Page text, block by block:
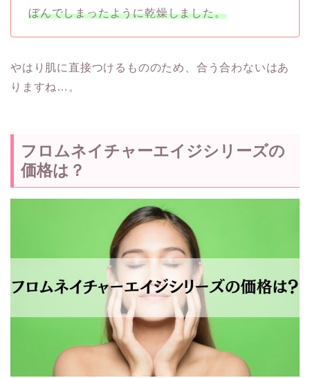
ぼんでしまったように乾燥しました。
やはり肌に直接つけるもののため、合う合わないはあ
りますね…。
フロムネイチャーエイジシリーズの
価格は？